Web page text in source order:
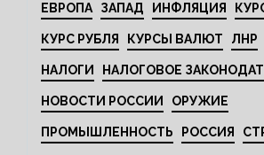
ЕВРОПА ЗАПАД ИНФЛЯЦИЯ
КУРС РУБЛЯ КУРСЫ ВАЛЮТ ЛНР
НАЛОГИ НАЛОГОВОЕ
НОВОСТИ РОССИИ ОРУЖИЕ
ПРОМЫШЛЕННОСТЬ РОССИЯ